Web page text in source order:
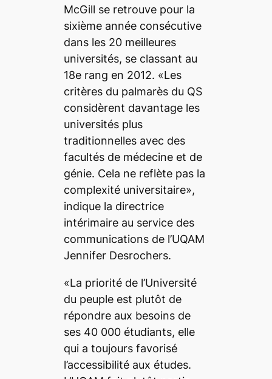
McGill se retrouve pour la
sixième année consécutive
dans les 20 meilleures
universités, se classant au
18e rang en 2012. «Les
critères du palmarès du QS
considèrent davantage les
universités plus
traditionnelles avec des
facultés de médecine et de
génie. Cela ne reflète pas la
complexité universitaire»,
indique la directrice
intérimaire au service des
communications de l’UQAM
Jennifer Desrochers.
«La priorité de l’Université
du peuple est plutôt de
répondre aux besoins de
ses 40 000 étudiants, elle
qui a toujours favorisé
l’accessibilité aux études.